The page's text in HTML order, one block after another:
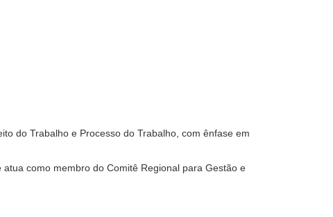
do Trabalho e Processo do Trabalho, com ênfase em
como membro do Comitê Regional para Gestão e